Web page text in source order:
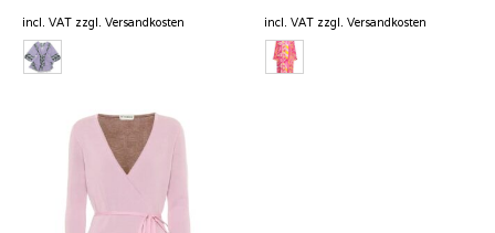
incl. VAT zzgl. Versandkosten incl. VAT zzgl. Versandkosten